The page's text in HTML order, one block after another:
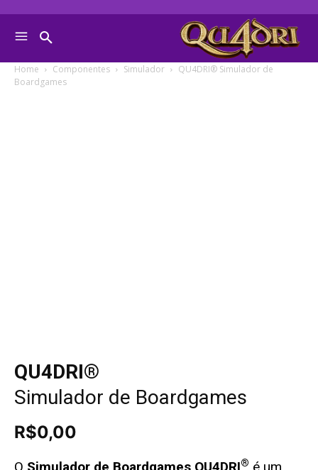
Home Componentes Simulador
QU4DRI® Simulador de
Boardgames
QU4DRI®
Simulador de Boardgames
R$0,00
O Simulador de Boardgames QU4DRI® é um